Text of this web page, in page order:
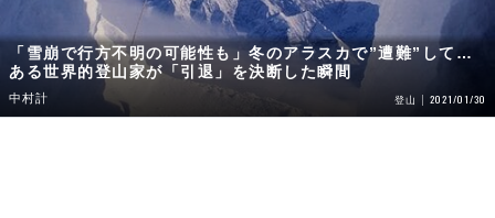
「雪崩で行方不明の可能性も」冬のアラスカで”遭難”して…
ある世界的登山家が「引退」を決断した瞬間
中村計 登山 2021/01/30